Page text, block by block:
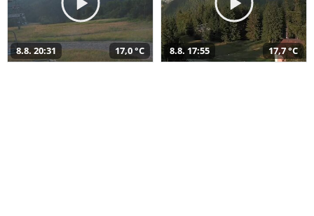
8.8. 20:31 17,0 °C 8.8. 17:55 17,7 °C